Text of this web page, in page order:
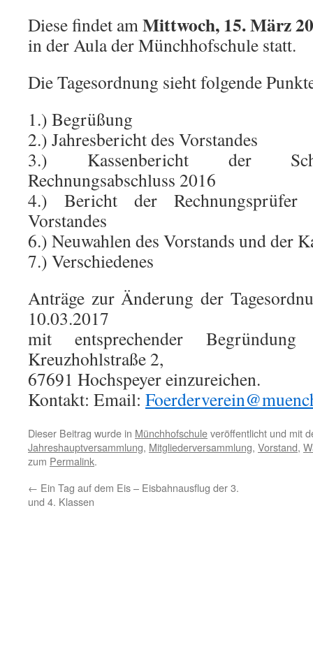
Diese findet amMittwoch, 15. März
in der Aula der Münchhofschule statt.
Die Tagesordnung sieht folgende
1.) Begrüßung
2.) Jahresbericht des Vorstandes
3.) Kassenbericht der
Rechnungsabschluss 2016
4.) Bericht der Rechnungsprüfer
Vorstandes
6.) Neuwahlen des Vorstands und der
7.) Verschiedenes
Anträge zur Änderung der
10.03.2017
mit entsprechender
Kreuzhohlstraße 2,
67691 Hochspeyer einzureichen.
Kontakt: Email:
Dieser Beitrag wurde in Münchhofschuleveröffentlicht und mit
Jahreshauptversammlung, Mitgliederversammlung, Vorstand,
zum Permalink.
← Ein Tag auf dem Eis – Eisbahnausflug der 3.
und 4. Klassen